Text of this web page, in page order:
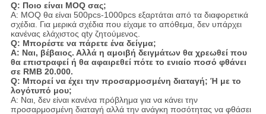
Q: Ποιο είναι MOQ σας;
Α: MOQ θα είναι 500pcs-1000pcs εξαρτάται από τα διαφορετικά
σχέδια. Για μερικά σχέδια που είχαμε το απόθεμα, δεν υπάρχει
κανένας ελάχιστος qty ζητούμενος.
Q: Μπορέστε να πάρετε ένα δείγμα;
Α: Ναι, βέβαιος. Αλλά η αμοιβή δειγμάτων θα χρεωθεί που
θα επιστραφεί ή θα αφαιρεθεί πότε το ενιαίο ποσό φθάνει
σε RMB 20.000.
Q: Μπορεί να έχει την προσαρμοσμένη διαταγή; Ή με το
λογότυπό μου;
Α: Ναι, δεν είναι κανένα πρόβλημα για να κάνει την
προσαρμοσμένη διαταγή αλλά την ανάγκη ποσότητας να φθάσει